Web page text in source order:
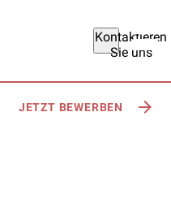
Kontaktieren
Sie uns
JETZT BEWERBEN